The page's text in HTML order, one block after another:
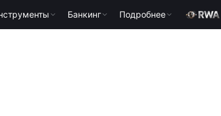
Банкинг Подробнее